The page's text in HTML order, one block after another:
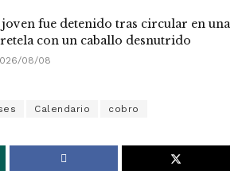
fue detenido tras circular en una
con un caballo desnutrido
08/08
Calendario cobro